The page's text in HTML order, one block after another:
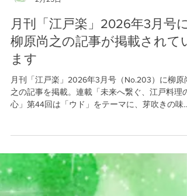
柳原料理教室
月刊「江戸楽」2026年3月号に
柳原尚之の記事が掲載されてい